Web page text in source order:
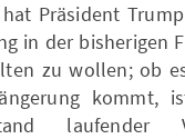
Präsident
in der bisherigen
zu wollen; ob
kommt,
laufender